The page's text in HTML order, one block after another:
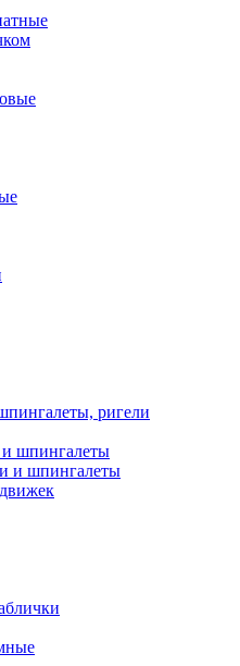
ригели
шпингалеты
и шпингалеты